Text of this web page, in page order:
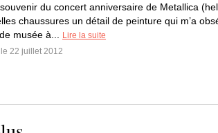
du concert anniversaire de Metallica
chaussures un détail de peinture qui m’a
musée à...
Lire la suite
22 juillet 2012